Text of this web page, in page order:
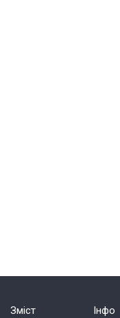
Зміст Інфо